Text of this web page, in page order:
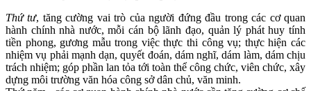
Thứ tư, tăng cường vai trò của người đứng đầu trong các cơ quan
hành chính nhà nước, mỗi cán bộ lãnh đạo, quản lý phát huy tính
tiền phong, gương mẫu trong việc thực thi công vụ; thực hiện các
nhiệm vụ phải mạnh dạn, quyết đoán, dám nghĩ, dám làm, dám chịu
trách nhiệm; góp phần lan tỏa tới toàn thể công chức, viên chức, xây
dựng môi trường văn hóa công sở dân chủ, văn minh.